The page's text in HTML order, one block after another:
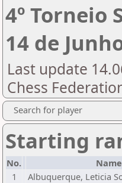
4º Torneio
14 de
Last update
Chess
Search for player
Starting
No. Name
1
Albuquerque, Leticia